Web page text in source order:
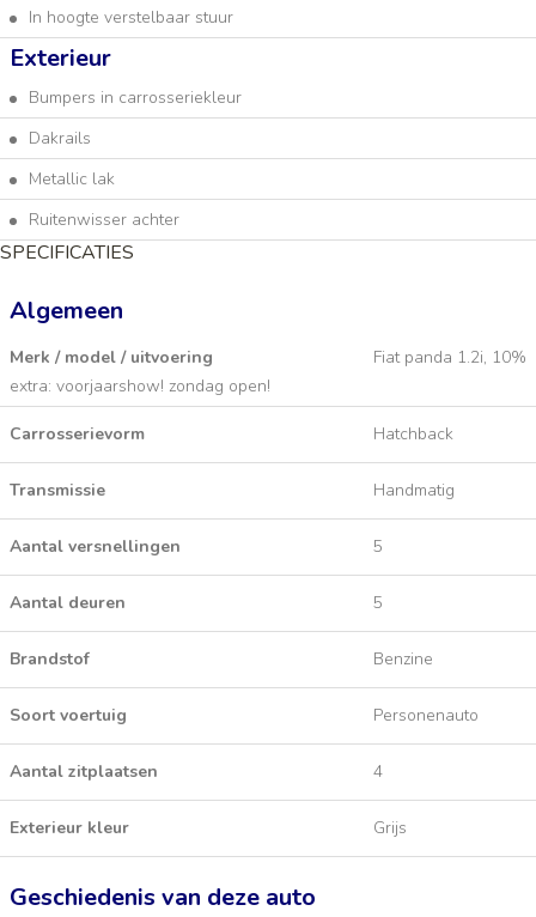
In hoogte verstelbaar stuur
Exterieur
Bumpers in carrosseriekleur
Dakrails
Metallic lak
Ruitenwisser achter
SPECIFICATIES
Algemeen
Merk / model / uitvoering
Fiat panda 1.2i, 10%
extra: voorjaarshow! zondag open!
Carrosserievorm Hatchback
Transmissie Handmatig
Aantal versnellingen 5
Aantal deuren 5
Brandstof Benzine
Soort voertuig Personenauto
Aantal zitplaatsen 4
Exterieur kleur Grijs
Geschiedenis van deze auto